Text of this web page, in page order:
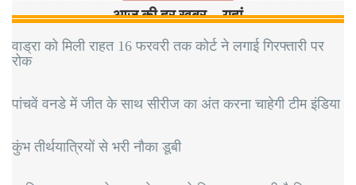
आज की हर खबर…यहां
वाड्रा को मिली राहत 16 फरवरी तक कोर्ट ने लगाई गिरफ्तारी पर
रोक
पांचवें वनडे में जीत के साथ सीरीज का अंत करना चाहेगी टीम इंडिया
कुंभ तीर्थयात्रियों से भरी नौका डूबी